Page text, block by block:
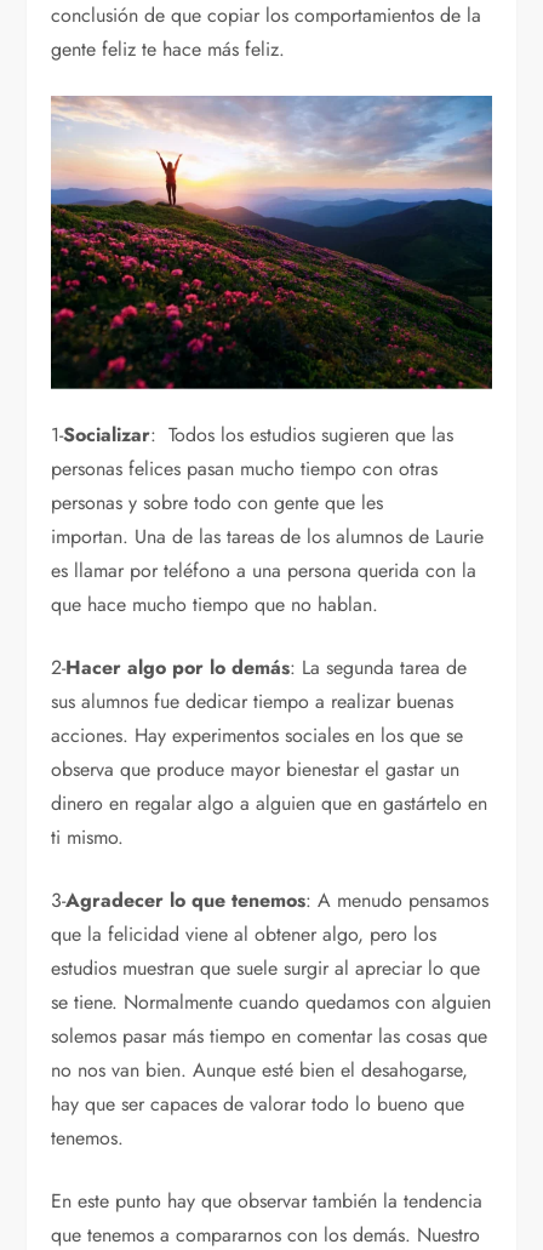
conclusión de que copiar los comportamientos de la
gente feliz te hace más feliz.
1-Socializar: Todos los estudios sugieren que las
personas felices pasan mucho tiempo con otras
personas y sobre todo con gente que les
importan. Una de las tareas de los alumnos de Laurie
es llamar por teléfono a una persona querida con la
que hace mucho tiempo que no hablan.
2-Hacer algo por lo demás: La segunda tarea de
sus alumnos fue dedicar tiempo a realizar buenas
acciones. Hay experimentos sociales en los que se
observa que produce mayor bienestar el gastar un
dinero en regalar algo a alguien que en gastártelo en
ti mismo.
3-Agradecer lo que tenemos: A menudo pensamos
que la felicidad viene al obtener algo, pero los
estudios muestran que suele surgir al apreciar lo que
se tiene. Normalmente cuando quedamos con alguien
solemos pasar más tiempo en comentar las cosas que
no nos van bien. Aunque esté bien el desahogarse,
hay que ser capaces de valorar todo lo bueno que
tenemos.
En este punto hay que observar también la tendencia
que tenemos a compararnos con los demás. Nuestro